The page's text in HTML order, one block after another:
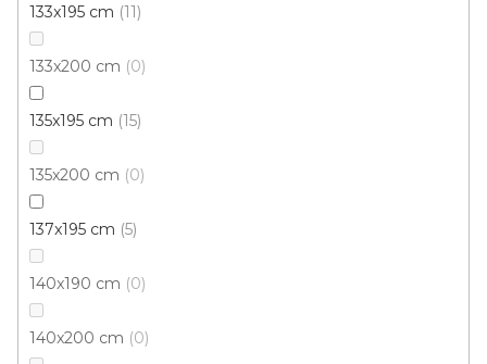
133x195 cm 11
133x200 cm 0
135x195 cm 15
135x200 cm 0
137x195 cm 5
140x190 cm 0
140x200 cm 0
Kusový koberec NEPAL 38491 6898 91
od517 Kč / ks
135x195 cm